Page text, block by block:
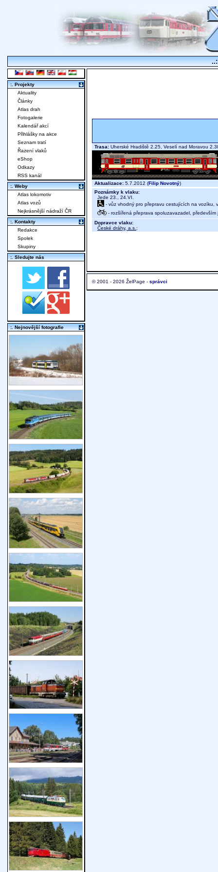
Trasa: Uherské Hradiště 2.25, Veselí nad Moravou
Aktualizace: 5.7.2012 (Filip Novotný)
Poznámky k vlaku:
Jede 23., 24.VI.
- vůz vhodný pro přepravu cestujících na vozíku,
- rozšířená přeprava spoluzavazadel, především
Dopravce vlaku:
České dráhy, a.s. ;
© 2001 - 2026 ŽelPage - správci
:. Projekty
Aktuality
Články
Atlas drah
Fotogalerie
Kalendář akcí
Přihlášky na akce
Seznam tratí
Řazení vlaků
eShop
Odkazy
RSS kanál
:. Weby
Atlas lokomotiv
Atlas vozů
Nejkrásnější nádraží ČR
:. Kontakty
Redakce
Spolek
Skupiny
:. Sledujte nás
:. Nejnovější fotografie